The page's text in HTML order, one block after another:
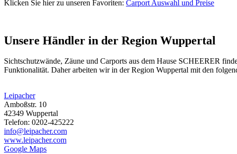
Klicken Sie hier zu unseren Favoriten: Carport Auswahl und Preise
Unsere Händler in der Region Wuppertal
Sichtschutzwände, Zäune und Carports aus dem Hause SCHEERER
Funktionalität. Daher arbeiten wir in der Region Wuppertal mit den
Leipacher
Amboßstr. 10
42349 Wuppertal
Telefon: 0202-425222
info@leipacher.com
www.leipacher.com
Google Maps